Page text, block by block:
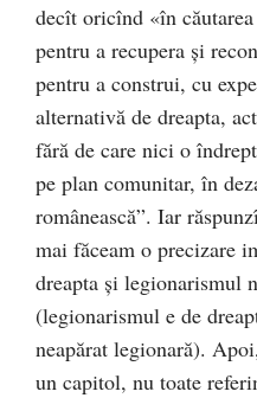
decît oricînd «în
pentru a recupera şi
pentru a construi, cu
alternativă de dreapta,
fără de care nici o
pe plan comunitar, în
românească”. Iar
mai făceam o precizare
dreapta şi legionarismul
(legionarismul e de
neapărat legionară).
un capitol, nu toate